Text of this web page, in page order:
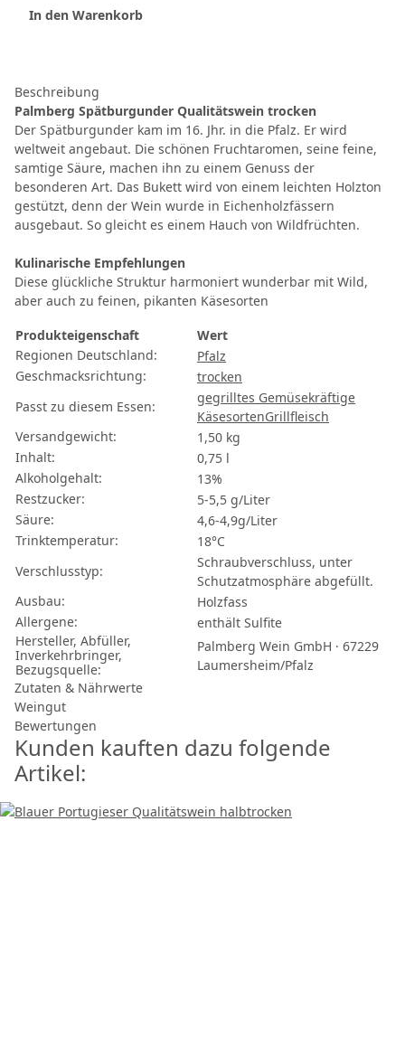
In den Warenkorb
Beschreibung
Palmberg Spätburgunder Qualitätswein trocken
Der Spätburgunder kam im 16. Jhr. in die Pfalz. Er wird
weltweit angebaut. Die schönen Fruchtaromen, seine feine,
samtige Säure, machen ihn zu einem Genuss der
besonderen Art. Das Bukett wird von einem leichten Holzton
gestützt, denn der Wein wurde in Eichenholzfässern
ausgebaut. So gleicht es einem Hauch von Wildfrüchten.
Kulinarische Empfehlungen
Diese glückliche Struktur harmoniert wunderbar mit Wild,
aber auch zu feinen, pikanten Käsesorten
Produkteigenschaft
Wert
Regionen Deutschland:
Pfalz
Geschmacksrichtung:
trocken
Passt zu diesem Essen:
gegrilltes Gemüsekräftige
KäsesortenGrillfleisch
Versandgewicht:
1,50 kg
Inhalt:
0,75 l
Alkoholgehalt:
13%
Restzucker:
5-5,5 g/Liter
Säure:
4,6-4,9g/Liter
Trinktemperatur:
18°C
Verschlusstyp:
Schraubverschluss, unter
Schutzatmosphäre abgefüllt.
Ausbau:
Holzfass
Allergene:
enthält Sulfite
Hersteller, Abfüller,
Inverkehrbringer,
Bezugsquelle:
Palmberg Wein GmbH · 67229
Laumersheim/Pfalz
Zutaten & Nährwerte
Weingut
Bewertungen
Kunden kauften dazu folgende
Artikel: